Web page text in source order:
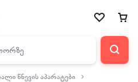
წნევის აპარატები